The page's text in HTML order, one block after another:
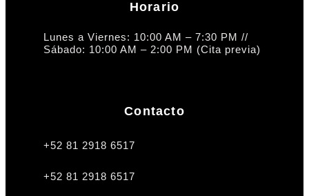
Horario
Lunes a Viernes: 10:00 AM – 7:30 PM //
Sábado: 10:00 AM – 2:00 PM (Cita previa)
Contacto
+52 81 2918 6517
+52 81 2918 6517